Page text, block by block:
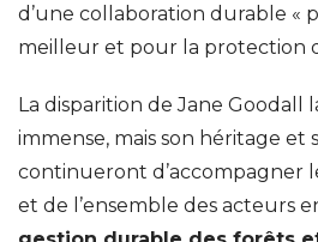
d’une collaboration durable «
meilleur et pour la protection
La disparition de Jane Goodall
immense, mais son héritage et
continueront d’accompagner
et de l’ensemble des acteurs